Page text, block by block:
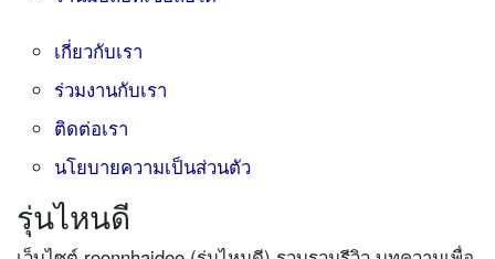
เกี่ยวกับเรา
ร่วมงานกับเรา
ติดต่อเรา
นโยบายความเป็นส่วนตัว
รุ่นไหนดี